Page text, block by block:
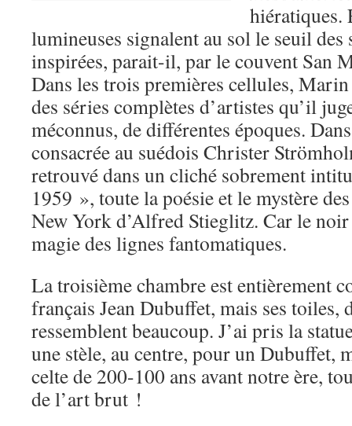
hiératiques.
lumineuses signalent au sol le seuil
inspirées, parait-il, par le couvent San
Dans les trois premières cellules,
des séries complètes d’artistes qu’il
méconnus, de différentes époques.
consacrée au suédois Christer
retrouvé dans un cliché sobrement
1959 », toute la poésie et le mystère
New York d’Alfred Stieglitz. Car le
magie des lignes fantomatiques.
La troisième chambre est entièrement
français Jean Dubuffet, mais ses toiles,
ressemblent beaucoup. J’ai pris la
une stèle, au centre, pour un Dubuffet,
celte de 200-100 ans avant notre ère,
de l’art brut !